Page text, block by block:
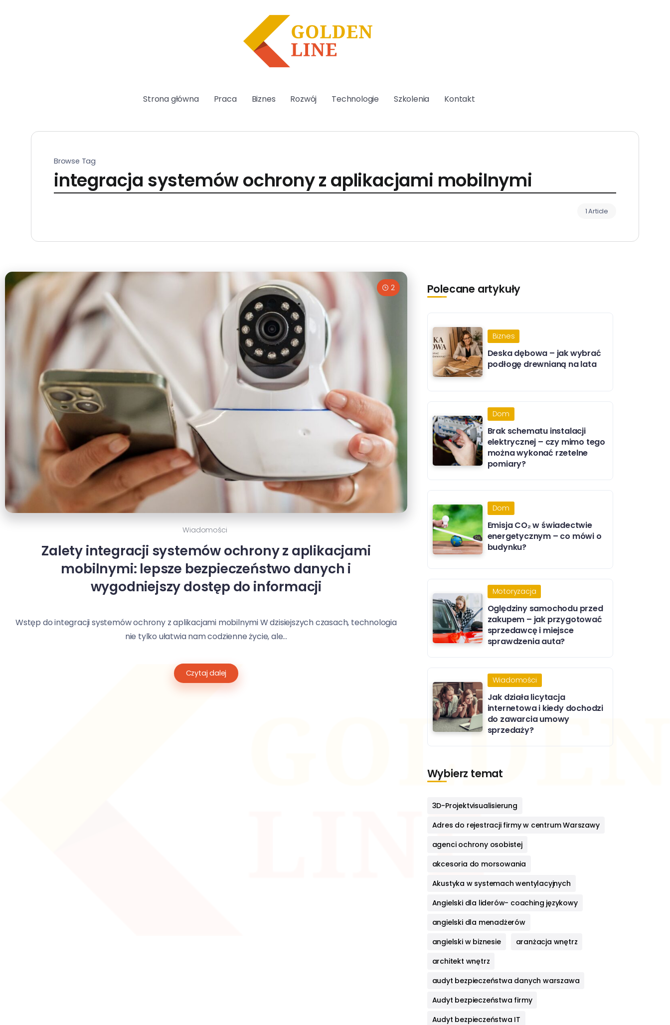
Strona główna Praca Biznes Rozwój Technologie Szkolenia Kontakt
Browse Tag
integracja systemów ochrony z aplikacjami mobilnymi
1 Article
2
Wiadomości
Zalety integracji systemów ochrony z aplikacjami
mobilnymi: lepsze bezpieczeństwo danych i
wygodniejszy dostęp do informacji
Wstęp do integracji systemów ochrony z aplikacjami mobilnymi W dzisiejszych czasach, technologia
nie tylko ułatwia nam codzienne życie, ale...
Czytaj dalej
Polecane artykuły
Biznes
Deska dębowa – jak wybrać
podłogę drewnianą na lata
Dom
Brak schematu instalacji
elektrycznej – czy mimo tego
można wykonać rzetelne
pomiary?
Dom
Emisja CO₂ w świadectwie
energetycznym – co mówi o
budynku?
Motoryzacja
Oględziny samochodu przed
zakupem – jak przygotować
sprzedawcę i miejsce
sprawdzenia auta?
Wiadomości
Jak działa licytacja
internetowa i kiedy dochodzi
do zawarcia umowy
sprzedaży?
Wybierz temat
3D-Projektvisualisierung
Adres do rejestracji firmy w centrum Warszawy
agenci ochrony osobistej
akcesoria do morsowania
Akustyka w systemach wentylacyjnych
Angielski dla liderów- coaching językowy
angielski dla menadżerów
angielski w biznesie
aranżacja wnętrz
architekt wnętrz
audyt bezpieczeństwa danych warszawa
Audyt bezpieczeństwa firmy
Audyt bezpieczeństwa IT